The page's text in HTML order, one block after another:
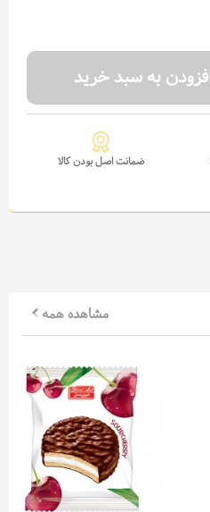
به سبد خرید
ضمانت اصل بودن کالا
مشاهده همه
افزودن به لیست علاقه‌مندی‌ها
کپی لینک محصول
ارسال در تلگرام